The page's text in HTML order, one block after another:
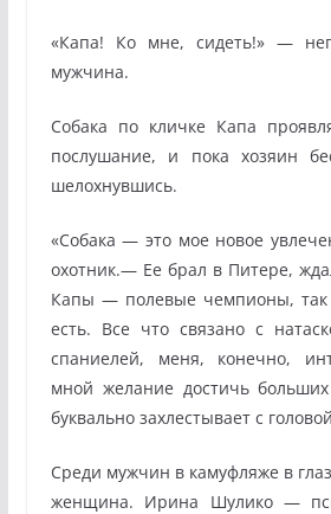
«Капа! Ко мне, сидеть!» —
мужчина.
Собака по кличке Капа
послушание, и пока хозяин
шелохнувшись.
«Собака — это мое новое
охотник.— Ее брал в Питере,
Капы — полевые чемпионы, так
есть. Все что связано с
спаниелей, меня, конечно,
мной желание достичь больших
буквально захлестывает с
Среди мужчин в камуфляже в
женщина. Ирина Шулико —